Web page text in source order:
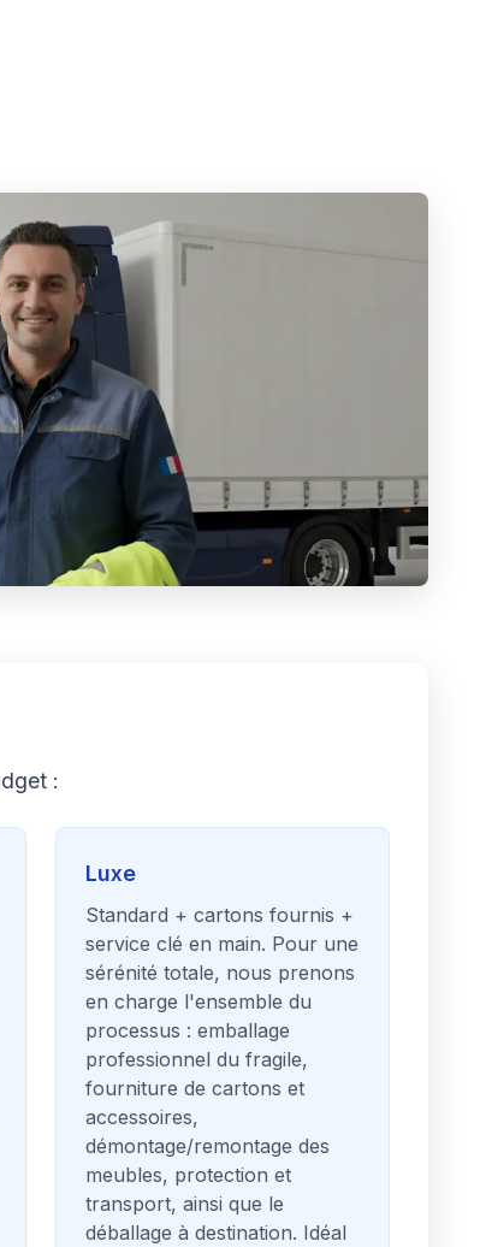
:
Luxe
Standard + cartons fournis +
service clé en main. Pour une
sérénité totale, nous prenons
en charge l'ensemble du
processus : emballage
professionnel du fragile,
fourniture de cartons et
accessoires,
démontage/remontage des
meubles, protection et
transport, ainsi que le
déballage à destination. Idéal